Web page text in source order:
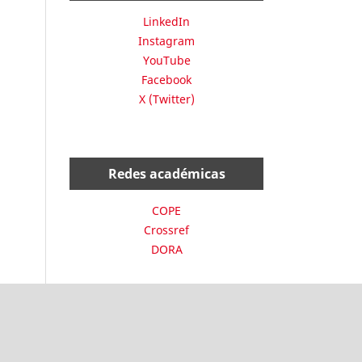
LinkedIn
Instagram
YouTube
Facebook
X (Twitter)
Redes académicas
COPE
Crossref
DORA